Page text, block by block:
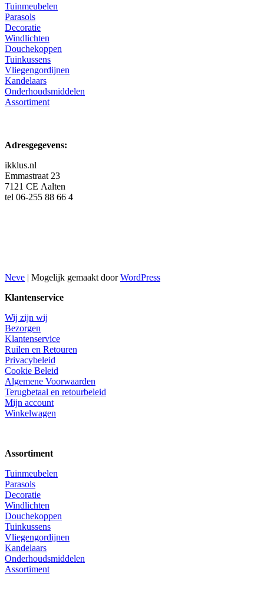
Tuinmeubelen
Parasols
Decoratie
Windlichten
Douchekoppen
Tuinkussens
Vliegengordijnen
Kandelaars
Onderhoudsmiddelen
Assortiment
Adresgegevens:
ikklus.nl
Emmastraat 23
7121 CE Aalten
tel 06-255 88 66 4
Neve | Mogelijk gemaakt doorWordPress
Klantenservice
Wij zijn wij
Bezorgen
Klantenservice
Ruilen en Retouren
Privacybeleid
Cookie Beleid
Algemene Voorwaarden
Terugbetaal en retourbeleid
Mijn account
Winkelwagen
Assortiment
Tuinmeubelen
Parasols
Decoratie
Windlichten
Douchekoppen
Tuinkussens
Vliegengordijnen
Kandelaars
Onderhoudsmiddelen
Assortiment